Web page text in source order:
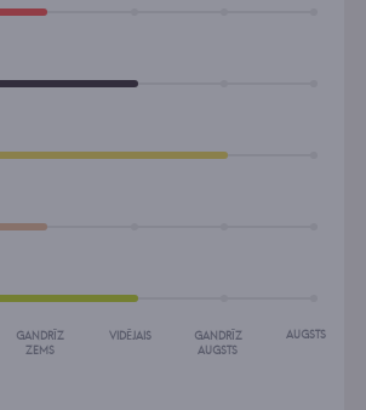
GANDRĪZ
ZEMS
VIDĒJAIS
GANDRĪZ
AUGSTS
AUGSTS